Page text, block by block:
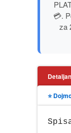
💳.
za
⭐